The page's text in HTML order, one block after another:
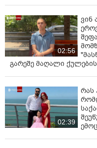
02:56
ვინ
გარეშე მაღალი
02:39
რას